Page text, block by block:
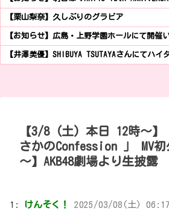
【栗山梨奈】久しぶりのグラビア
【お知らせ】広島・上野学園ホールにて開催
【井澤美優】SHIBUYA TSUTAYAさんにてハ
【3/8 (土) 本日 12時～】
さかのConfession 」 MV
～】AKB48劇場より生披露
1: けんそく！ 2025/03/08(土)